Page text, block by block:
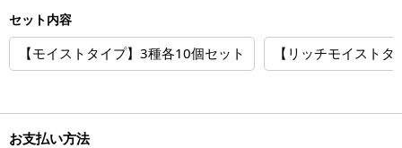
セット内容
【モイストタイプ】3種各10個セット 【リッチモイスト
お支払い方法